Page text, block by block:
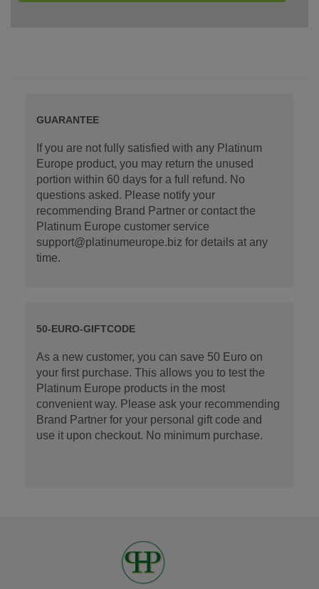
GUARANTEE
If you are not fully satisfied with any Platinum
Europe product, you may return the unused
portion within 60 days for a full refund. No
questions asked. Please notify your
recommending Brand Partner or contact the
Platinum Europe customer service
support@platinumeurope.biz for details at any
time.
50-EURO-GIFTCODE
As a new customer, you can save 50 Euro on
your first purchase. This allows you to test the
Platinum Europe products in the most
convenient way. Please ask your recommending
Brand Partner for your personal gift code and
use it upon checkout. No minimum purchase.